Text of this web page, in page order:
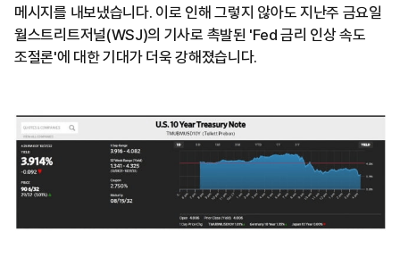
메시지를 내보냈습니다. 이로 인해 그렇지 않아도 지난주 금요일
월스트리트저널(WSJ)의 기사로 촉발된 'Fed 금리 인상 속도
조절론'에 대한 기대가 더욱 강해졌습니다.